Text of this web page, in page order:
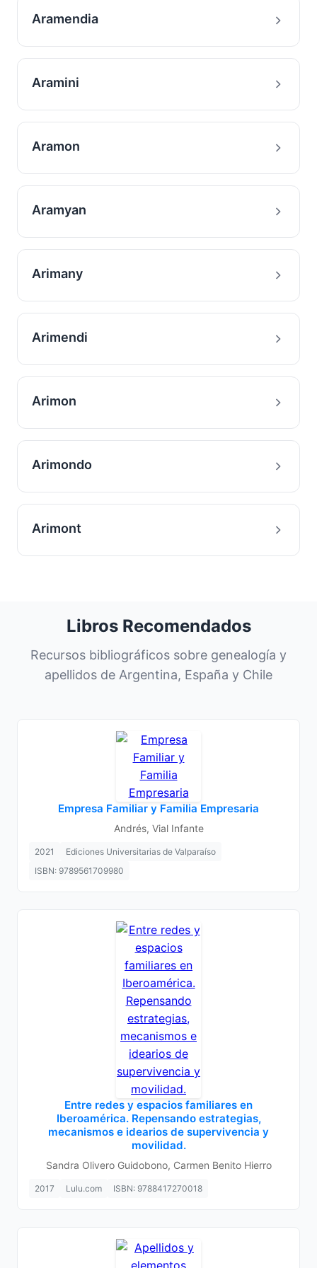
Aramendia
Aramini
Aramon
Aramyan
Arimany
Arimendi
Arimon
Arimondo
Arimont
Libros Recomendados
Recursos bibliográficos sobre genealogía y
apellidos de Argentina, España y Chile
Empresa Familiar y Familia Empresaria
Andrés, Vial Infante
2021
Ediciones Universitarias de Valparaíso
ISBN: 9789561709980
Entre redes y espacios familiares en
Iberoamérica. Repensando estrategias,
mecanismos e idearios de supervivencia y
movilidad.
Sandra Olivero Guidobono, Carmen Benito Hierro
2017 Lulu.com ISBN: 9788417270018